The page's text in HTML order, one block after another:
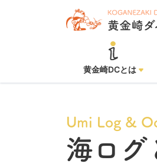
黄金崎DCとは
Umi Log &
海ログ